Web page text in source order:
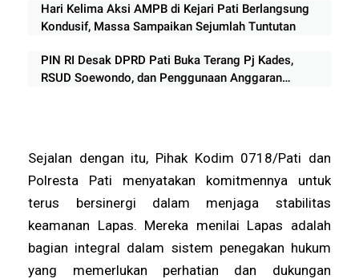
Hari Kelima Aksi AMPB di Kejari Pati Berlangsung
Kondusif, Massa Sampaikan Sejumlah Tuntutan
PIN RI Desak DPRD Pati Buka Terang Pj Kades,
RSUD Soewondo, dan Penggunaan Anggaran
Sejalan dengan itu, Pihak Kodim 0718/Pati dan
Polresta Pati menyatakan komitmennya untuk
terus bersinergi dalam menjaga stabilitas
keamanan Lapas. Mereka menilai Lapas adalah
bagian integral dalam sistem penegakan hukum
yang memerlukan perhatian dan dukungan